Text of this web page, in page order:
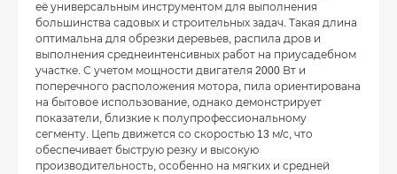
её универсальным инструментом для выполнения
большинства садовых и строительных задач. Такая длина
оптимальна для обрезки деревьев, распила дров и
выполнения среднеинтенсивных работ на приусадебном
участке. С учетом мощности двигателя 2000 Вт и
поперечного расположения мотора, пила ориентирована
на бытовое использование, однако демонстрирует
показатели, близкие к полупрофессиональному
сегменту. Цепь движется со скоростью 13 м/с, что
обеспечивает быструю резку и высокую
производительность, особенно на мягких и средней